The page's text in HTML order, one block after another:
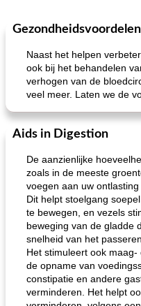
Naast het helpen
ook bij het behandelen
verhogen van de
veel meer. Laten we de
Aids in Digestion
De aanzienlijke
zoals in de meeste
voegen aan uw
Dit helpt stoelgang
te bewegen, en vezels
beweging van de gladde
snelheid van het
Het stimuleert ook
de opname van
constipatie en andere
verminderen. Het helpt